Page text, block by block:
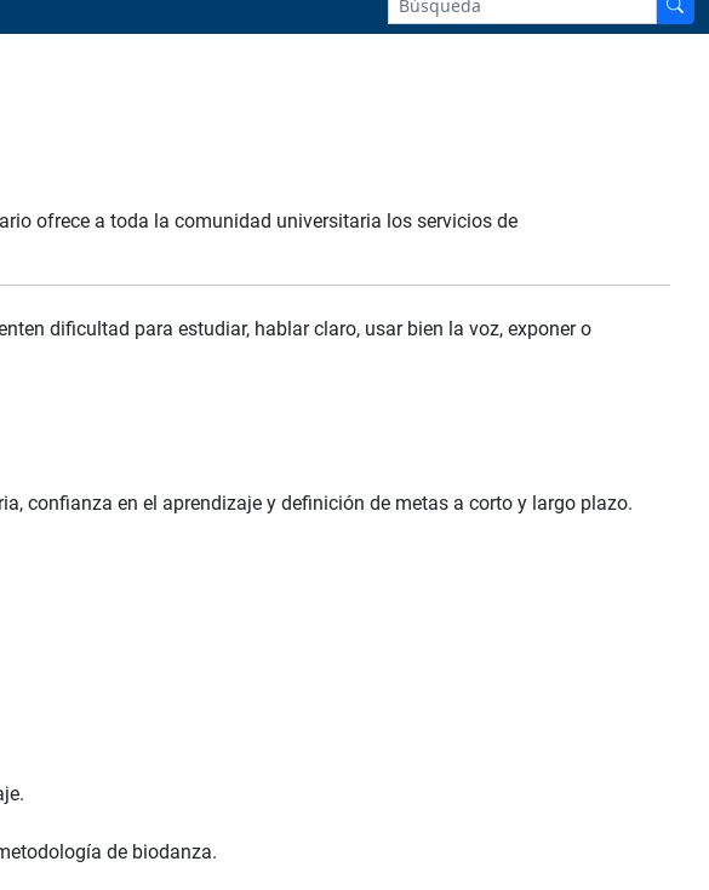
ofrece a toda la comunidad universitaria los servicios de
dificultad para estudiar, hablar claro, usar bien la voz, exponer o
confianza en el aprendizaje y definición de metas a corto y largo plazo.
de biodanza.